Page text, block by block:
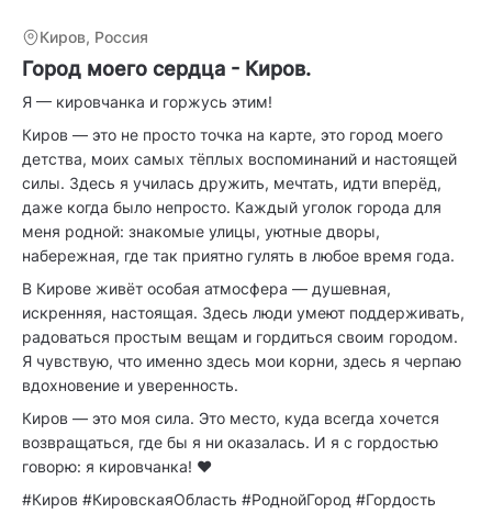
Киров, Россия
Город моего сердца - Киров.
Я — кировчанка и горжусь этим!
Киров — это не просто точка на карте, это город моего
детства, моих самых тёплых воспоминаний и настоящей
силы. Здесь я училась дружить, мечтать, идти вперёд,
даже когда было непросто. Каждый уголок города для
меня родной: знакомые улицы, уютные дворы,
набережная, где так приятно гулять в любое время года.
В Кирове живёт особая атмосфера — душевная,
искренняя, настоящая. Здесь люди умеют поддерживать,
радоваться простым вещам и гордиться своим городом.
Я чувствую, что именно здесь мои корни, здесь я черпаю
вдохновение и уверенность.
Киров — это моя сила. Это место, куда всегда хочется
возвращаться, где бы я ни оказалась. И я с гордостью
говорю: я кировчанка! ❤️
#Киров #КировскаяОбласть #РоднойГород #Гордость